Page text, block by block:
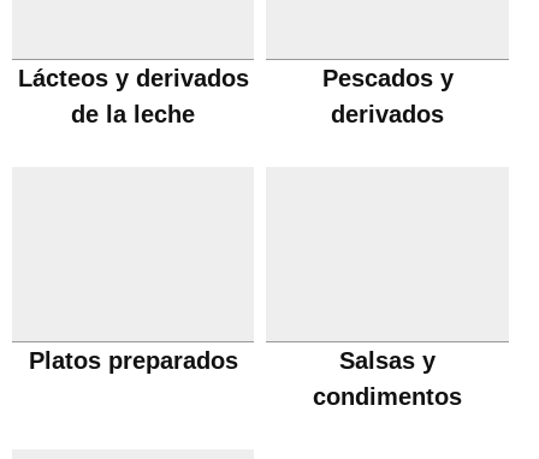
Lácteos y derivados
de la leche
Pescados y
derivados
Platos preparados
Salsas y
condimentos